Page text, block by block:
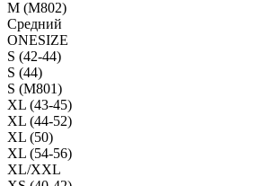
M (M802)
Средний
ONESIZE
S (42-44)
S (44)
S (M801)
XL (43-45)
XL (44-52)
XL (50)
XL (54-56)
XL/XXL